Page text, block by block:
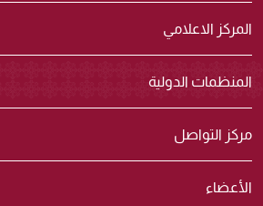
المركز الاعلامي
المنظمات الدولية
مركز التواصل
الأعضاء